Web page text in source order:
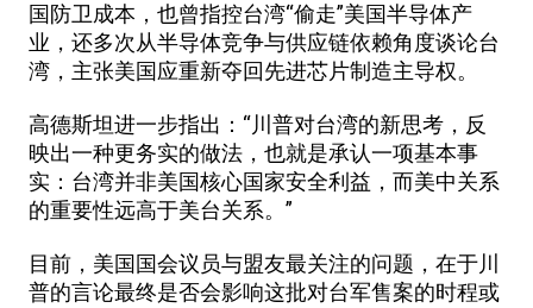
国防卫成本，也曾指控台湾“偷走”美国半导体产
业，还多次从半导体竞争与供应链依赖角度谈论台
湾，主张美国应重新夺回先进芯片制造主导权。
高德斯坦进一步指出：“川普对台湾的新思考，反
映出一种更务实的做法，也就是承认一项基本事
实：台湾并非美国核心国家安全利益，而美中关系
的重要性远高于美台关系。”
目前，美国国会议员与盟友最关注的问题，在于川
普的言论最终是否会影响这批对台军售案的时程或